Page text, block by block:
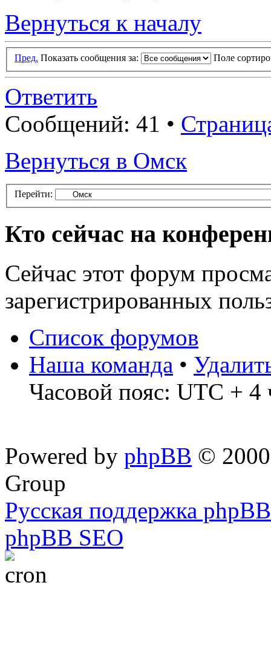
Вернуться к началу
Пред. Показать сообщения за: Поле
Ответить
Сообщений: 41 •
Вернуться в Омск
Перейти:
Кто сейчас на
Сейчас этот форум
зарегистрированных
Список форумов
Наша команда •
Часовой пояс: UTC + 4
Powered by phpBB ©
Group
Русская поддержка phpBB
phpBB SEO